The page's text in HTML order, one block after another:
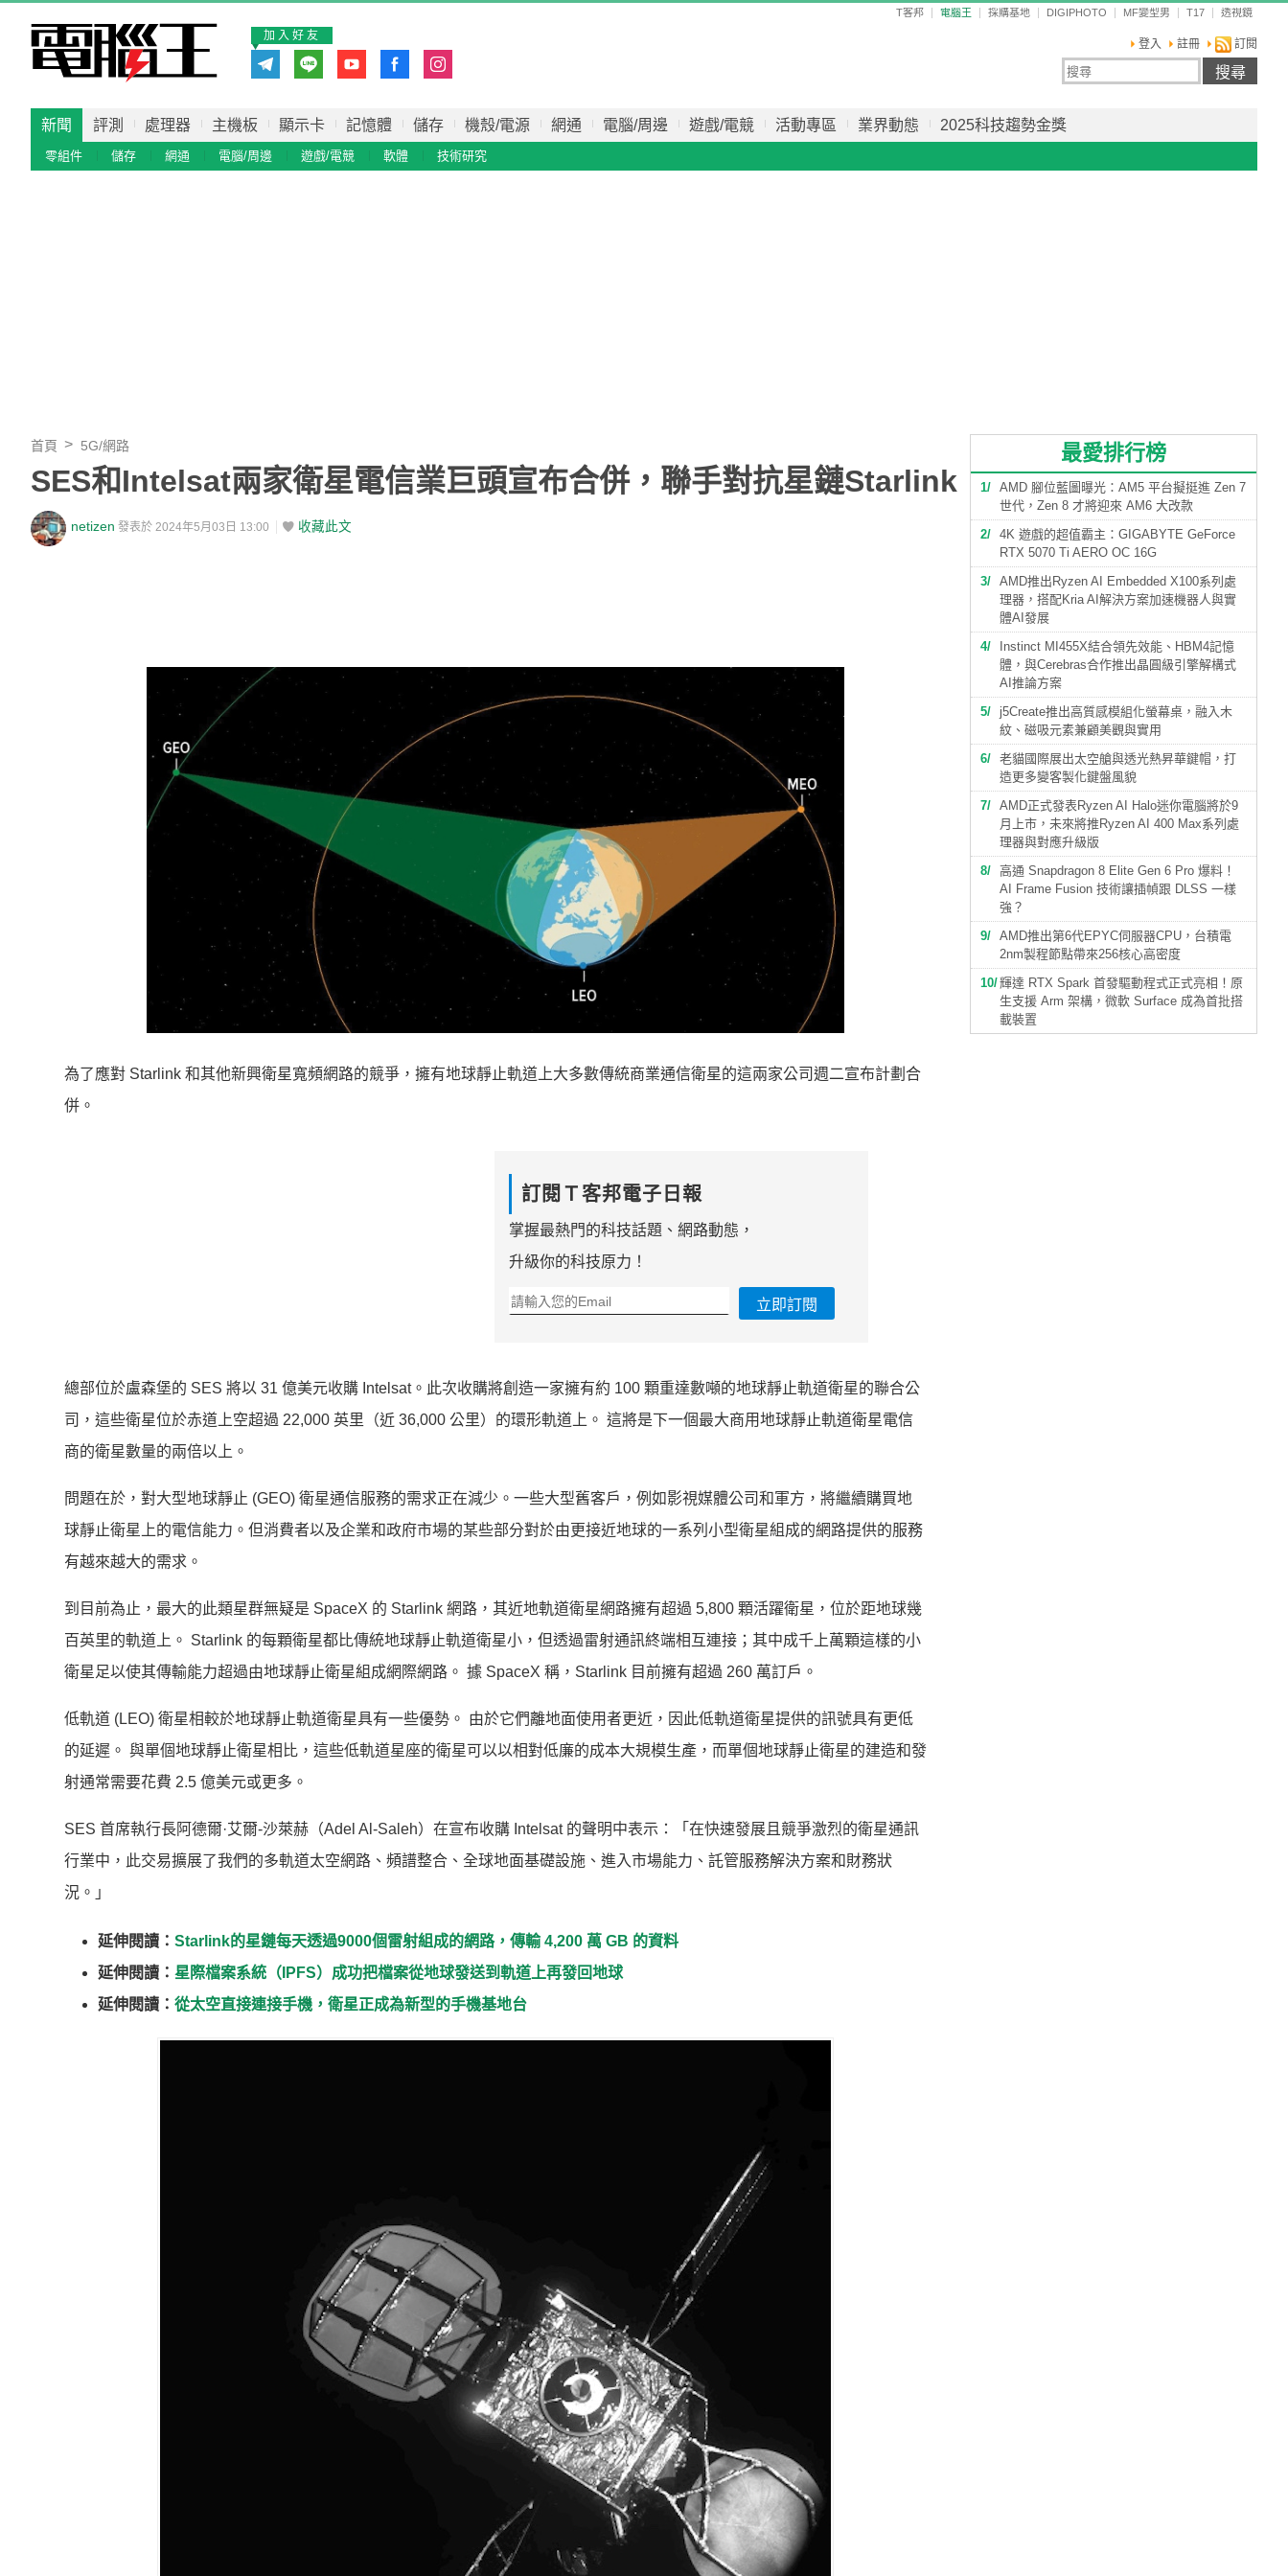
T客邦 電腦王 採購基地 DIGIPHOTO MF變型男 T17 透視鏡
登入 註冊 訂閱
加入好友
新聞 評測 處理器 主機板 顯示卡 記憶體 儲存 機殼/電源 網通 電腦/周邊 遊戲/電競 活動專區 業界動態 2025科技趨勢金獎
零組件 儲存 網通 電腦/周邊 遊戲/電競 軟體 技術研究
首頁 5G/網路
SES和Intelsat兩家衛星電信業巨頭宣布合併，聯手對抗星鏈Starlink
netizen 發表於 2024年5月03日 13:00 收藏此文
為了應對 Starlink 和其他新興衛星寬頻網路的競爭，擁有地球靜止軌道上大多數傳統商業通信衛星的這兩家公司週二宣布計劃合
併。
訂閱Ｔ客邦電子日報
掌握最熱門的科技話題、網路動態，
升級你的科技原力！
立即訂閱
總部位於盧森堡的 SES 將以 31 億美元收購 Intelsat。此次收購將創造一家擁有約 100 顆重達數噸的地球靜止軌道衛星的聯合公
司，這些衛星位於赤道上空超過 22,000 英里（近 36,000 公里）的環形軌道上。 這將是下一個最大商用地球靜止軌道衛星電信
商的衛星數量的兩倍以上。
問題在於，對大型地球靜止 (GEO) 衛星通信服務的需求正在減少。一些大型舊客戶，例如影視媒體公司和軍方，將繼續購買地
球靜止衛星上的電信能力。但消費者以及企業和政府市場的某些部分對於由更接近地球的一系列小型衛星組成的網路提供的服務
有越來越大的需求。
到目前為止，最大的此類星群無疑是 SpaceX 的 Starlink 網路，其近地軌道衛星網路擁有超過 5,800 顆活躍衛星，位於距地球幾
百英里的軌道上。 Starlink 的每顆衛星都比傳統地球靜止軌道衛星小，但透過雷射通訊終端相互連接；其中成千上萬顆這樣的小
衛星足以使其傳輸能力超過由地球靜止衛星組成網際網路。 據 SpaceX 稱，Starlink 目前擁有超過 260 萬訂戶。
低軌道 (LEO) 衛星相較於地球靜止軌道衛星具有一些優勢。 由於它們離地面使用者更近，因此低軌道衛星提供的訊號具有更低
的延遲。 與單個地球靜止衛星相比，這些低軌道星座的衛星可以以相對低廉的成本大規模生產，而單個地球靜止衛星的建造和發
射通常需要花費 2.5 億美元或更多。
SES 首席執行長阿德爾·艾爾-沙萊赫（Adel Al-Saleh）在宣布收購 Intelsat 的聲明中表示：「在快速發展且競爭激烈的衛星通訊
行業中，此交易擴展了我們的多軌道太空網路、頻譜整合、全球地面基礎設施、進入市場能力、託管服務解決方案和財務狀
況。」
延伸閱讀： Starlink的星鏈每天透過9000個雷射組成的網路，傳輸 4,200 萬 GB 的資料
延伸閱讀： 星際檔案系統（IPFS）成功把檔案從地球發送到軌道上再發回地球
延伸閱讀： 從太空直接連接手機，衛星正成為新型的手機基地台
最愛排行榜
1
AMD 腳位藍圖曝光：AM5 平台擬挺進 Zen 7
世代，Zen 8 才將迎來 AM6 大改款
2
4K 遊戲的超值霸主：GIGABYTE GeForce
RTX 5070 Ti AERO OC 16G
3
AMD推出Ryzen AI Embedded X100系列處
理器，搭配Kria AI解決方案加速機器人與實
體AI發展
4
Instinct MI455X結合領先效能、HBM4記憶
體，與Cerebras合作推出晶圓級引擎解構式
AI推論方案
5
j5Create推出高質感模組化螢幕桌，融入木
紋、磁吸元素兼顧美觀與實用
6
老貓國際展出太空艙與透光熱昇華鍵帽，打
造更多變客製化鍵盤風貌
7
AMD正式發表Ryzen AI Halo迷你電腦將於9
月上市，未來將推Ryzen AI 400 Max系列處
理器與對應升級版
8
高通 Snapdragon 8 Elite Gen 6 Pro 爆料！
AI Frame Fusion 技術讓插幀跟 DLSS 一樣
強？
9
AMD推出第6代EPYC伺服器CPU，台積電
2nm製程節點帶來256核心高密度
10 輝達 RTX Spark 首發驅動程式正式亮相！原
生支援 Arm 架構，微軟 Surface 成為首批搭
載裝置